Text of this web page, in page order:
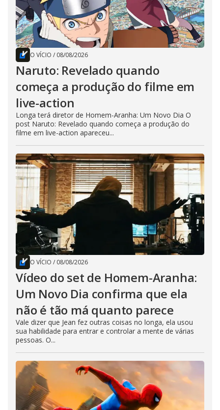
O VÍCIO / 08/08/2026
Naruto: Revelado quando
começa a produção do filme em
live-action
Longa terá diretor de Homem-Aranha: Um Novo Dia O
post Naruto: Revelado quando começa a produção do
filme em live-action apareceu...
O VÍCIO / 08/08/2026
Vídeo do set de Homem-Aranha:
Um Novo Dia confirma que ela
não é tão má quanto parece
Vale dizer que Jean fez outras coisas no longa, ela usou
sua habilidade para entrar e controlar a mente de várias
pessoas. O...